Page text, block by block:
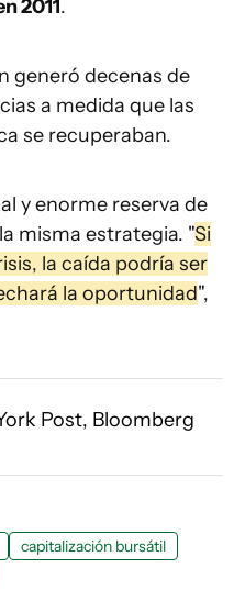
2011.
generó decenas de
a medida que las
se recuperaban.
y enorme reserva de
misma estrategia. "Si
la caída podría ser
la oportunidad",
Post, Bloomberg
capitalización bursátil